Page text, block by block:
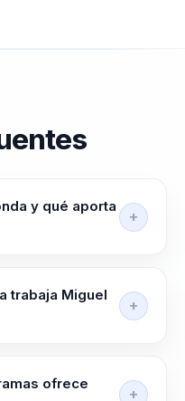
y qué aporta
aterrizar la IA a
usar IA y
trabaja Miguel
Educación
ofrece